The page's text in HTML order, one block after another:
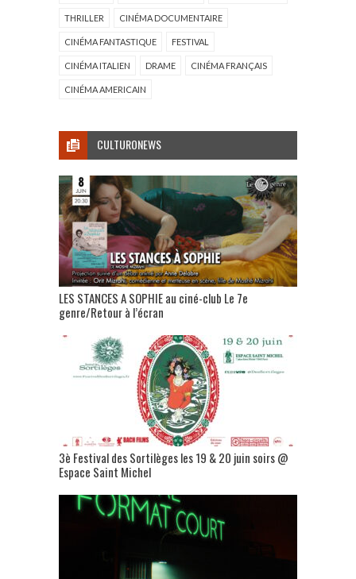
THRILLER CINÉMA DOCUMENTAIRE
CINÉMA FANTASTIQUE FESTIVAL
CINÉMA ITALIEN DRAME CINÉMA FRANÇAIS
CINÉMA AMERICAIN
CULTURONEWS
LES STANCES A SOPHIE au ciné-club Le 7e
genre/Retour à l’écran
3è Festival des Sortilèges les 19 & 20 juin soirs @
Espace Saint Michel